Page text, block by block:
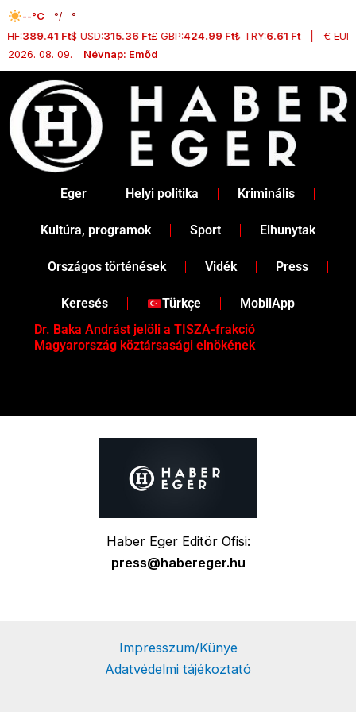
Skip
to
content
--°C--°/--°
389.41 Ft$ USD:315.36 Ft£ GBP:424.99 Ft₺ TRY:6.61 Ft| € EUR:
2026. 08. 09.
Névnap: Emőd
Eger Helyi politika Kriminális
Kultúra, programok Sport Elhunytak
Országos történések Vidék Press
Keresés Türkçe
MobilApp
Dr. Baka Andrást jelöli a TISZA-frakció
Magyarország köztársasági elnökének
Haber Eger Editör Ofisi:
press@habereger.hu
Impresszum/Künye
Adatvédelmi tájékoztató